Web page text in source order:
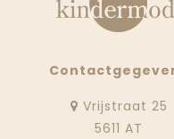
Vrijstraat 25
5611 AT